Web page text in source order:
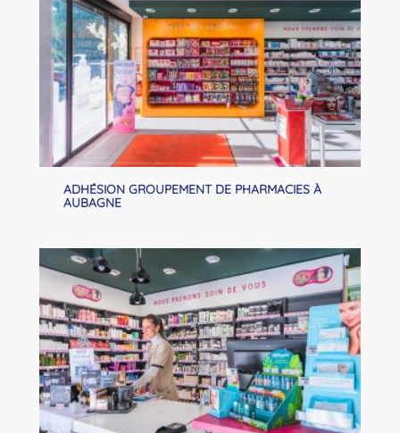
ADHÉSION GROUPEMENT DE PHARMACIES À
AUBAGNE